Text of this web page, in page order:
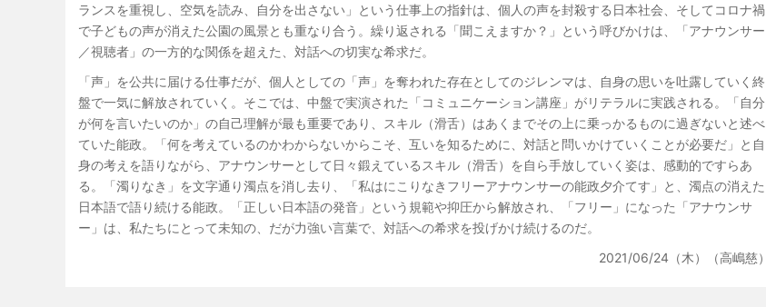
ランスを重視し、空気を読み、自分を出さない」という仕事上の指針は、個人の声を封殺する日本社会、そしてコロナ禍
で子どもの声が消えた公園の風景とも重なり合う。繰り返される「聞こえますか？」という呼びかけは、「アナウンサー
／視聴者」の一方的な関係を超えた、対話への切実な希求だ。
「声」を公共に届ける仕事だが、個人としての「声」を奪われた存在としてのジレンマは、自身の思いを吐露していく終
盤で一気に解放されていく。そこでは、中盤で実演された「コミュニケーション講座」がリテラルに実践される。「自分
が何を言いたいのか」の自己理解が最も重要であり、スキル（滑舌）はあくまでその上に乗っかるものに過ぎないと述べ
ていた能政。「何を考えているのかわからないからこそ、互いを知るために、対話と問いかけていくことが必要だ」と自
身の考えを語りながら、アナウンサーとして日々鍛えているスキル（滑舌）を自ら手放していく姿は、感動的ですらあ
る。「濁りなき」を文字通り濁点を消し去り、「私はにこりなきフリーアナウンサーの能政夕介てす」と、濁点の消えた
日本語で語り続ける能政。「正しい日本語の発音」という規範や抑圧から解放され、「フリー」になった「アナウンサ
ー」は、私たちにとって未知の、だが力強い言葉で、対話への希求を投げかけ続けるのだ。
2021/06/24（木）（高嶋慈）